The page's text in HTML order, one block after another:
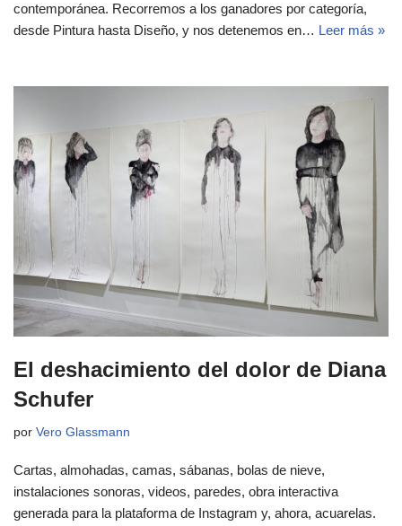
contemporánea. Recorremos a los ganadores por categoría,
desde Pintura hasta Diseño, y nos detenemos en… Leer más »
El deshacimiento del dolor de Diana
Schufer
por Vero Glassmann
Cartas, almohadas, camas, sábanas, bolas de nieve,
instalaciones sonoras, videos, paredes, obra interactiva
generada para la plataforma de Instagram y, ahora, acuarelas.